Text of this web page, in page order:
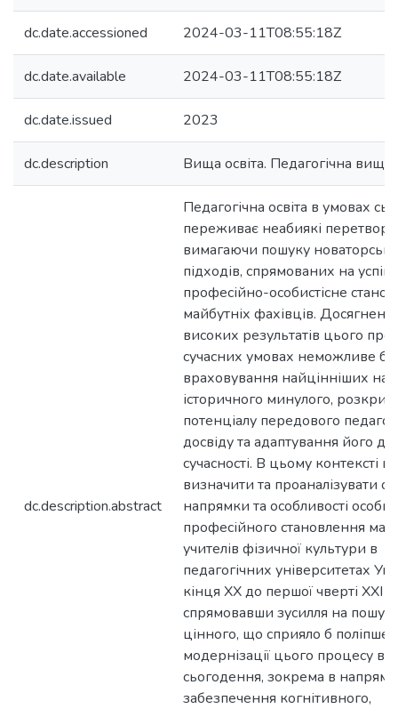
dc.date.accessioned 2024-03-11T08:55:18Z
dc.date.available 2024-03-11T08:55:18Z
dc.date.issued 2023
dc.description Вища освіта. Педагогічна вища
dc.description.abstract
Педагогічна освіта в умовах
переживає неабиякі
вимагаючи пошуку
підходів, спрямованих на
професійно-особистісне
майбутніх фахівців.
високих результатів цього
сучасних умовах неможливе
враховування найцінніших
історичного минулого,
потенціалу передового
досвіду та адаптування його
сучасності. В цьому контексті
визначити та проаналізувати
напрямки та особливості
професійного становлення
учителів фізичної культури в
педагогічних університетах
кінця XX до першої чверті XXI
спрямовавши зусилля на пошук
цінного, що сприяло б
модернізації цього процесу в
сьогодення, зокрема в
забезпечення когнітивного,